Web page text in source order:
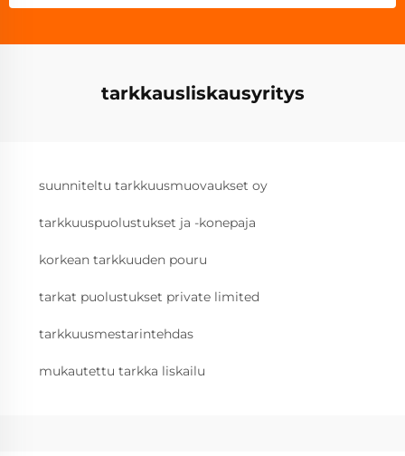
tarkkausliskausyritys
suunniteltu tarkkuusmuovaukset oy
tarkkuuspuolustukset ja -konepaja
korkean tarkkuuden pouru
tarkat puolustukset private limited
tarkkuusmestarintehdas
mukautettu tarkka liskailu